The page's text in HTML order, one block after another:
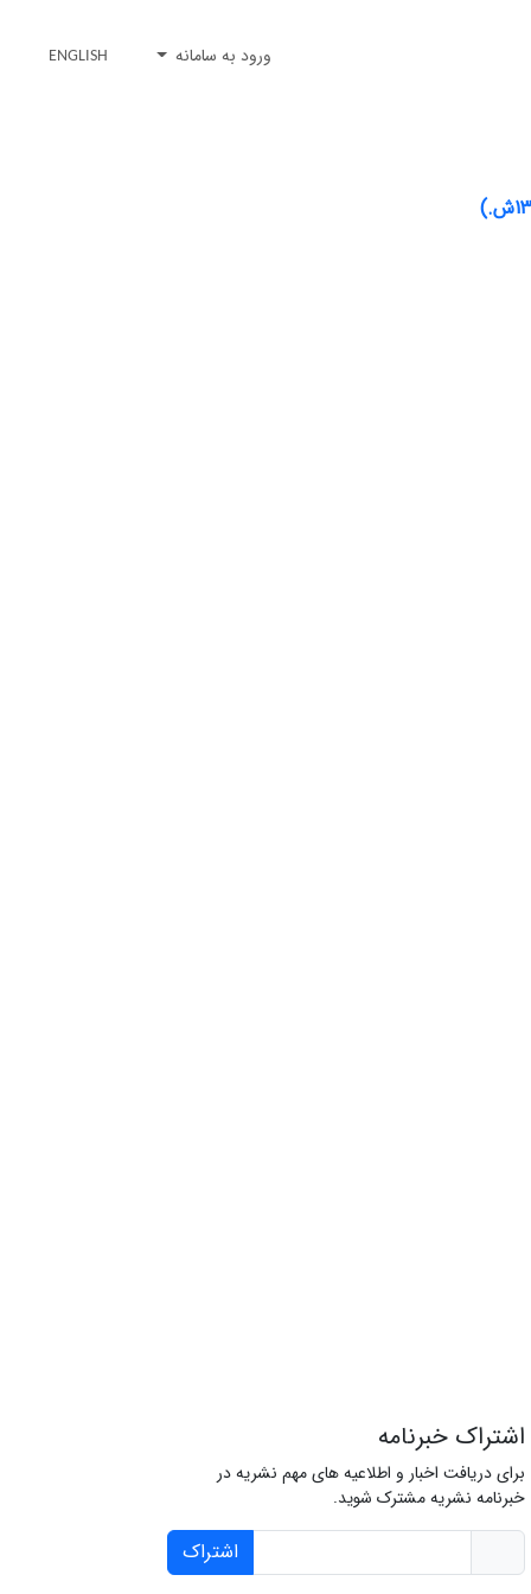
ورود به سامانه ENGLISH
اشتراک خبرنامه
برای دریافت اخبار و اطلاعیه های مهم نشریه در
خبرنامه نشریه مشترک شوید.
اشتراک